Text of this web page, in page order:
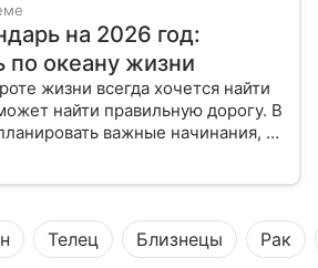
на 2026 год:
по океану жизни
жизни всегда хочется найти
найти правильную дорогу. В
важные начинания, а
больше внимания
Телец Близнецы Рак